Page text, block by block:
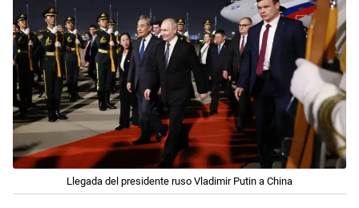
Llegada del presidente ruso Vladimir Putin a China